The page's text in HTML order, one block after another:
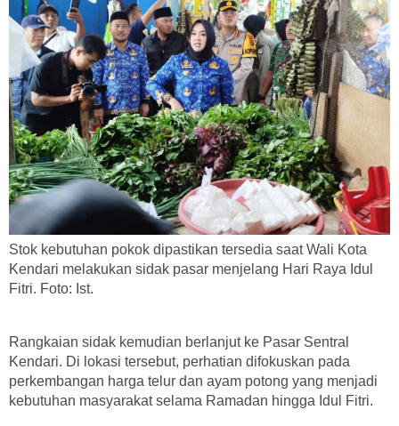
Stok kebutuhan pokok dipastikan tersedia saat Wali Kota
Kendari melakukan sidak pasar menjelang Hari Raya Idul
Fitri. Foto: Ist.
Rangkaian sidak kemudian berlanjut ke Pasar Sentral
Kendari. Di lokasi tersebut, perhatian difokuskan pada
perkembangan harga telur dan ayam potong yang menjadi
kebutuhan masyarakat selama Ramadan hingga Idul Fitri.